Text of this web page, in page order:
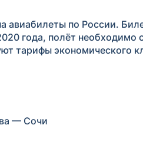
авиабилеты по России.
года, полёт необходимо
тарифы экономического
— Сочи